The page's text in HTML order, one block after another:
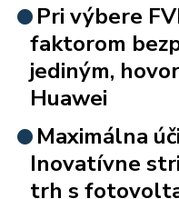
Pri výbere
faktorom
jediným,
Huawei
Maximálna
Inovatívne
trh s